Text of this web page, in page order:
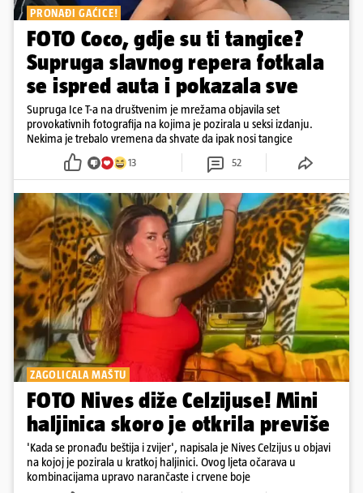
PRONAĐI GAĆICE!
FOTO Coco, gdje su ti tangice?
Supruga slavnog repera fotkala
se ispred auta i pokazala sve
Supruga Ice T-a na društvenim je mrežama objavila set
provokativnih fotografija na kojima je pozirala u seksi izdanju.
Nekima je trebalo vremena da shvate da ipak nosi tangice
13 52
ZAGOLICALA MAŠTU
FOTO Nives diže Celzijuse! Mini
haljinica skoro je otkrila previše
'Kada se pronađu beštija i zvijer', napisala je Nives Celzijus u objavi
na kojoj je pozirala u kratkoj haljinici. Ovog ljeta očarava u
kombinacijama upravo narančaste i crvene boje